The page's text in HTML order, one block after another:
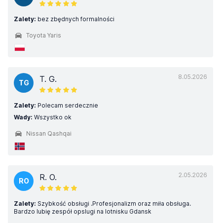
Zalety: bez zbędnych formalności
Toyota Yaris
8.05.2026
TG T. G.
Zalety: Polecam serdecznie
Wady: Wszystko ok
Nissan Qashqai
2.05.2026
RO R. O.
Zalety: Szybkość obsługi .Profesjonalizm oraz miła obsługa.
Bardzo lubię zespół opslugi na lotnisku Gdansk